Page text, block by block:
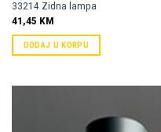
33214 Zidna lampa
41,45 KM
DODAJ U KORPU